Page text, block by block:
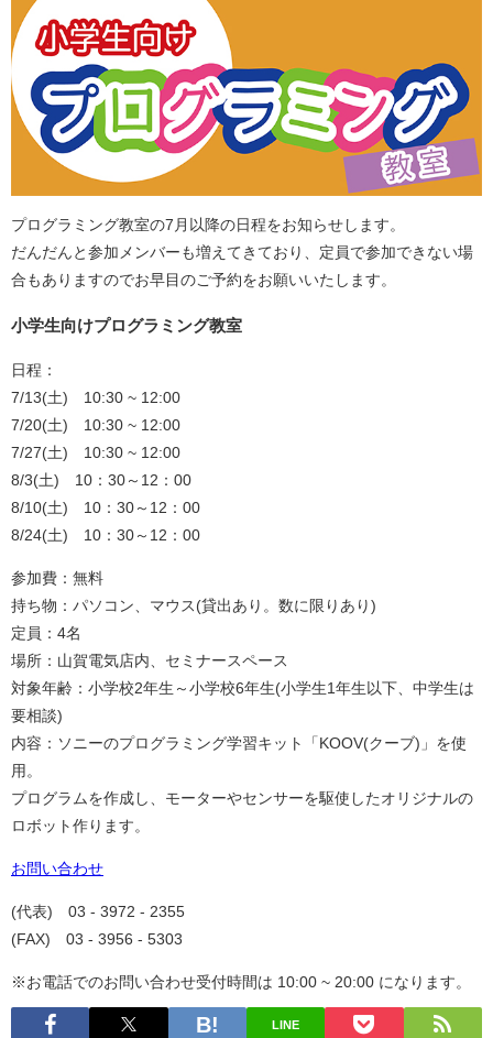
プログラミング教室の7月以降の日程をお知らせします。
だんだんと参加メンバーも増えてきており、定員で参加できない場
合もありますのでお早目のご予約をお願いいたします。
小学生向けプログラミング教室
日程：
7/13(土) 10:30 ~ 12:00
7/20(土) 10:30 ~ 12:00
7/27(土) 10:30 ~ 12:00
8/3(土) 10：30～12：00
8/10(土) 10：30～12：00
8/24(土) 10：30～12：00
参加費：無料
持ち物：パソコン、マウス(貸出あり。数に限りあり)
定員：4名
場所：山賀電気店内、セミナースペース
対象年齢：小学校2年生～小学校6年生(小学生1年生以下、中学生は
要相談)
内容：ソニーのプログラミング学習キット「KOOV(クーブ)」を使
用。
プログラムを作成し、モーターやセンサーを駆使したオリジナルの
ロボット作ります。
お問い合わせ
(代表) 03 - 3972 - 2355
(FAX) 03 - 3956 - 5303
※お電話でのお問い合わせ受付時間は 10:00 ~ 20:00 になります。
LINE